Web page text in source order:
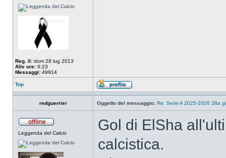
Reg. il: dom 28 lug 2013
Alle ore: 9:23
Messaggi: 49914
Top
redguerrier Oggetto del messaggio: Re: Serie A 2025-2026 38a
Leggenda del Calcio
Gol di ElSha
calcistica.